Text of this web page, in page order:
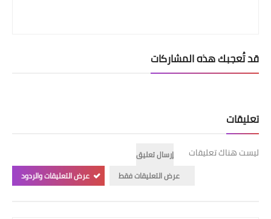
قد تُعجبك هذه المشاركات
تعليقات
ليست هناك تعليقات
إرسال تعليق
عرض التعليقات فقط
عرض التعليقات والردود